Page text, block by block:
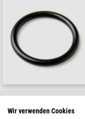
Wir verwenden Cookies